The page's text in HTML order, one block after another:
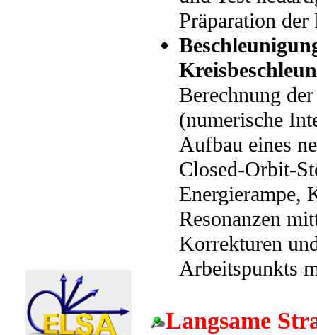
Präparation der
Berechnung
(numerische
Aufbau eines
Closed-Orbit-
Energierampe,
Resonanzen
Korrekturen
Arbeitspunkts
Langsame